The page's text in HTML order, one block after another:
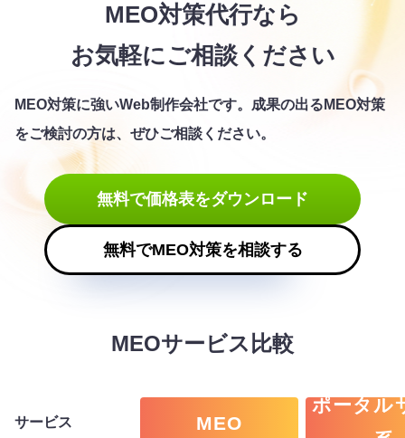
MEO対策代行なら
お気軽にご相談ください
MEO対策に強いWeb制作会社です。 成果の出るMEO対策
をご検討の方は、ぜひご相談ください。
無料で価格表をダウンロード
無料でMEO対策を相談する
MEOサービス比較
サービス MEO
ポータル